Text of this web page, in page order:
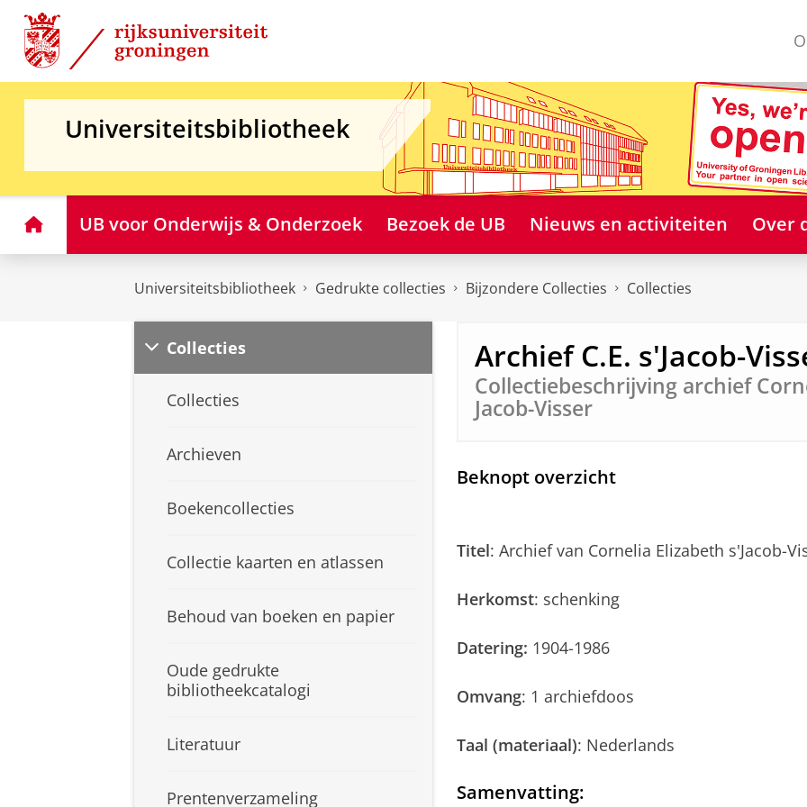
Skip
Content
Skip
Navigation
Universiteitsbibliotheek
HomeUB voor Onderwijs & Onderzoek Bezoek de UB Nieuws en activiteiten Over
Universiteitsbibliotheek Gedrukte collecties Bijzondere Collecties Collecties
Collecties
Collecties
Archieven
Boekencollecties
Collectie kaarten en atlassen
Behoud van boeken en papier
Oude gedrukte
bibliotheekcatalogi
Literatuur
Prentenverzameling
Archief C.E. s'Jacob-
Collectiebeschrijving archief
Jacob-Visser
Beknopt overzicht
Titel: Archief van Cornelia Elizabeth s'Jacob-
Herkomst: schenking
Datering: 1904-1986
Omvang: 1 archiefdoos
Taal (materiaal): Nederlands
Samenvatting: